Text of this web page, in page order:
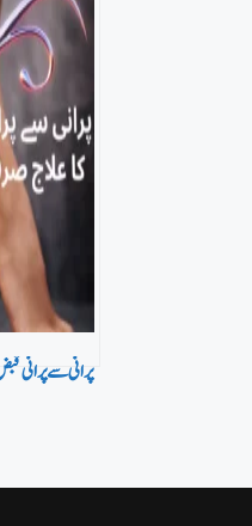
پرانی سے پرانی